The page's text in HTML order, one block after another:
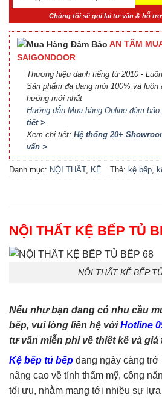
Chúng tôi sẽ gọi lại tư vấn & hỗ
AN TÂM
SAIGONDOOR
Thương hiệu danh tiếng từ 2010 -
Sản phẩm đa dạng mới 100% và
hướng mới nhất
Hướng dẫn Mua hàng Online đảm
tiết >
Xem chi tiết: Hệ thống 20+
vấn >
Danh mục: NỘI THẤT, KỆ
Thẻ: kệ bếp,
NỘI THẤT KỆ BẾP TỦ
NỘI THẤT KỆ BẾP
Nếu như bạn đang có nhu cầu
bếp, vui lòng liên hệ vớiHotline
tư vấn miễn phí về thiết kế và
Kệ bếp tủ bếp đang ngày càng
nâng cao về tính thẩm mỹ, công
tối ưu, nhằm mang tới nhiều sự